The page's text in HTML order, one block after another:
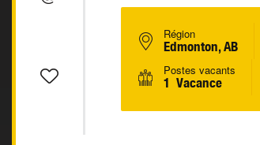
Région
Edmonton, AB
Postes vacants
1 Vacance